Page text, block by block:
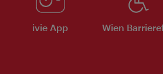
ivie App Wien